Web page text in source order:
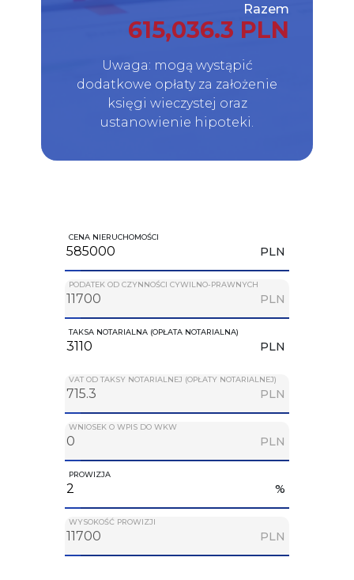
Razem
615,036.3 PLN
Uwaga: mogą wystąpić
dodatkowe opłaty za założenie
księgi wieczystej oraz
ustanowienie hipoteki.
CENA NIERUCHOMOŚCI
PLN
PODATEK OD CZYNNOŚCI CYWILNO-PRAWNYCH
PLN
TAKSA NOTARIALNA (OPŁATA NOTARIALNA)
PLN
VAT OD TAKSY NOTARIALNEJ (OPŁATY NOTARIALNEJ)
PLN
WNIOSEK O WPIS DO WKW
PLN
PROWIZJA
%
WYSOKOŚĆ PROWIZJI
PLN